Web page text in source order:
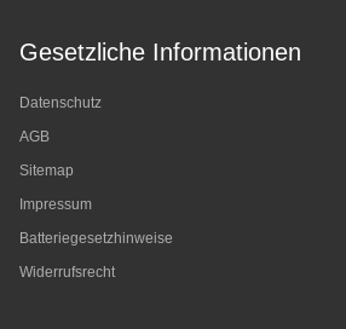
Gesetzliche Informationen
Datenschutz
AGB
Sitemap
Impressum
Batteriegesetzhinweise
Widerrufsrecht